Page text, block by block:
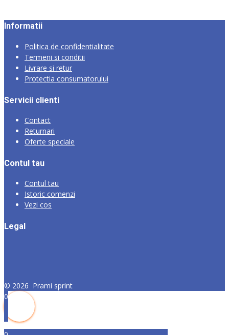
Informatii
Politica de confidentialitate
Termeni si conditii
Livrare si retur
Protectia consumatorului
Servicii clienti
Contact
Returnari
Oferte speciale
Contul tau
Contul tau
Istoric comenzi
Vezi cos
Legal
© 2026 Prami sprint
0